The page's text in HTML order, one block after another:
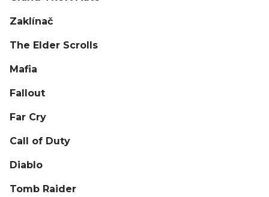
Zaklínač
The Elder Scrolls
Mafia
Fallout
Far Cry
Call of Duty
Diablo
Tomb Raider